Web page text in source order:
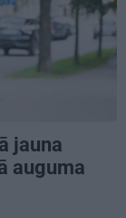
jauna
auguma